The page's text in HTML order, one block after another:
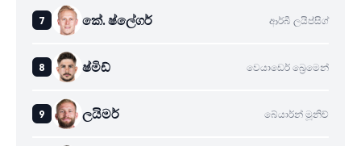
කේ. ෂ්ලේගර් ආර්බී ලයිප්සිග්
ෂ්මිඩ් වෙයාඩෙර් බ්‍රෙමෙන්
ලයිමර් බේයාර්න් මූනිච්